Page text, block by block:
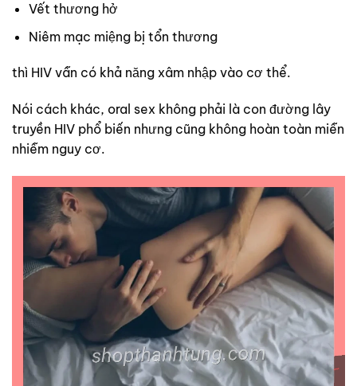
Vết thương hở
Niêm mạc miệng bị tổn thương
thì HIV vẫn có khả năng xâm nhập vào cơ thể.
Nói cách khác, oral sex không phải là con đường lây
truyền HIV phổ biến nhưng cũng không hoàn toàn miễn
nhiễm nguy cơ.